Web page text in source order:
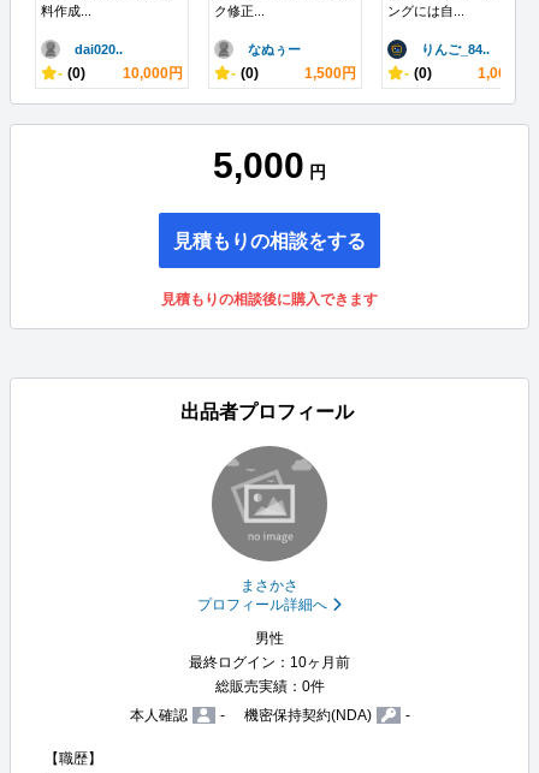
料作成
dai020..
- (0) 10,000円
ク修正
なぬぅー
- (0) 1,500円
ングには自
りんご_84..
- (0) 1,000
5,000 円
見積もりの相談をする
見積もりの相談後に購入できます
出品者プロフィール
まさかさ
プロフィール詳細へ
男性
最終ログイン： 10ヶ月前
総販売実績： 0件
本人確認
- 機密保持契約(NDA) -
【職歴】